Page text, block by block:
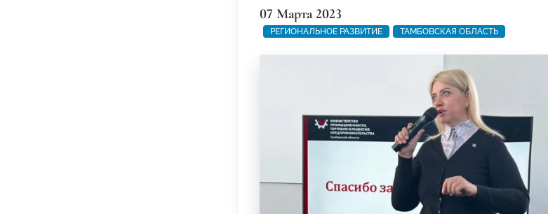
07 Марта 2023
РЕГИОНАЛЬНОЕ РАЗВИТИЕ ТАМБОВСКАЯ ОБЛАСТЬ